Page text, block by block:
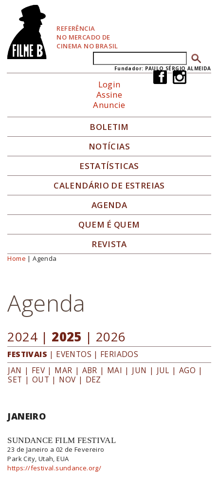
REFERÊNCIA
NO MERCADO DE
CINEMA NO BRASIL
Formulário de busca
Fundador: PAULO SÉRGIO ALMEIDA
Login
Assine
Anuncie
BOLETIM
NOTÍCIAS
ESTATÍSTICAS
CALENDÁRIO DE ESTREIAS
AGENDA
QUEM É QUEM
REVISTA
Você está aqui
Home | Agenda
Agenda
2024 | 2025 | 2026
FESTIVAIS | EVENTOS | FERIADOS
JAN | FEV | MAR | ABR | MAI | JUN | JUL | AGO |
SET | OUT | NOV | DEZ
JANEIRO
SUNDANCE FILM FESTIVAL
23 de Janeiro a 02 de Fevereiro
Park City, Utah, EUA
https://festival.sundance.org/